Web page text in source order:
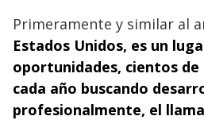
Primeramente y similar al
Estados Unidos, es un
oportunidades, cientos
cada año buscando
profesionalmente, el